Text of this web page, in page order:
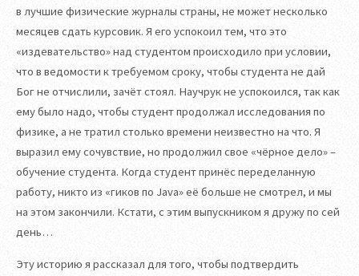
в лучшие физические журналы страны, не может несколько
месяцев сдать курсовик. Я его успокоил тем, что это
«издевательство» над студентом происходило при условии,
что в ведомости к требуемом сроку, чтобы студента не дай
Бог не отчислили, зачёт стоял. Научрук не успокоился, так как
ему было надо, чтобы студент продолжал исследования по
физике, а не тратил столько времени неизвестно на что. Я
выразил ему сочувствие, но продолжил свое «чёрное дело» –
обучение студента. Когда студент принёс переделанную
работу, никто из «гиков по Java» её больше не смотрел, и мы
на этом закончили. Кстати, с этим выпускником я дружу по сей
день…
Эту историю я рассказал для того, чтобы подтвердить